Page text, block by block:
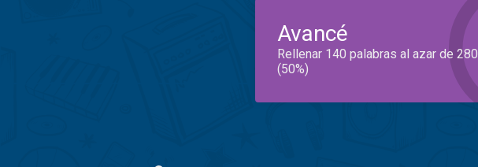
Avancé
Rellenar 140 palabras al azar de 280
(50%)